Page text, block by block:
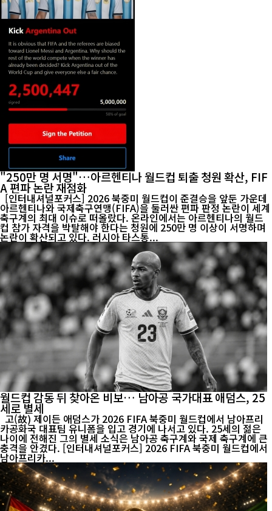
"250만 명 서명"…아르헨티나 월드컵 퇴출 청원 확산, FIF
A 편파 논란 재점화
[인터내셔널포커스] 2026 북중미 월드컵이 준결승을 앞둔 가운데
아르헨티나와 국제축구연맹(FIFA)을 둘러싼 편파 판정 논란이 세계
축구계의 최대 이슈로 떠올랐다. 온라인에서는 아르헨티나의 월드
컵 참가 자격을 박탈해야 한다는 청원에 250만 명 이상이 서명하며
논란이 확산되고 있다. 러시아 타스통...
월드컵 감동 뒤 찾아온 비보… 남아공 국가대표 애덤스, 25
세로 별세
카공화국 대표팀 유니폼을 입고 경기에 나서고 있다. 25세의 젊은
나이에 전해진 그의 별세 소식은 남아공 축구계와 국제 축구계에 큰
충격을 안겼다. [인터내셔널포커스] 2026 FIFA 북중미 월드컵에서
남아프리카...